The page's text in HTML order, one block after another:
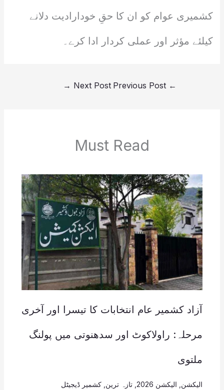
کشمیری عوام کو ان کا حقِ خودارادیت دلانے
کیلئے مؤثر اور عملی کردار ادا کرے۔
←
Next Post
→
Must Read
آزاد کشمیر عام انتخابات کا تیسرا اور آخری
مرحلہ: راولاکوٹ اور سدھنوتی میں پولنگ
ملتوی
الیکشن الیکشن 2026 , تازہ ترین کشمیر ڈیجیٹل